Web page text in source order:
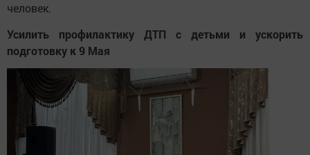
человек.
Усилить профилактику ДТП с детьми и ускорить
подготовку к 9 Мая